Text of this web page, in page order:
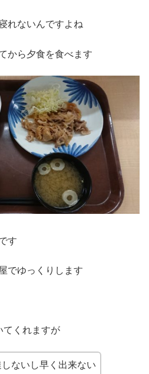
れないんですよね
から夕食を食べます
す
でゆっくりします
てくれますが
ないし早く出来ない